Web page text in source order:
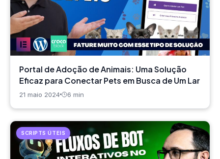
Portal de Adoção de Animais: Uma Solução
Eficaz para Conectar Pets em Busca de Um Lar
21 maio 2024 6 min
SCRIPTS ÚTEIS